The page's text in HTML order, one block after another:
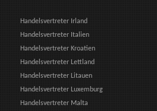
Handelsvertreter Irland
Handelsvertreter Italien
Handelsvertreter Kroatien
Handelsvertreter Lettland
Handelsvertreter Litauen
Handelsvertreter Luxemburg
Handelsvertreter Malta